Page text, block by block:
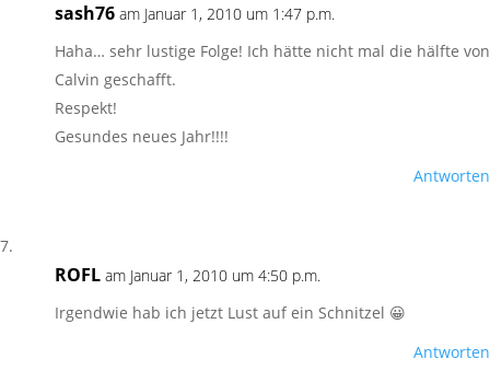
sash76 am Januar 1, 2010 um 1:47 p.m.
Haha… sehr lustige Folge! Ich hätte nicht mal die hälfte von
Calvin geschafft.
Respekt!
Gesundes neues Jahr!!!!
Antworten
ROFL am Januar 1, 2010 um 4:50 p.m.
Irgendwie hab ich jetzt Lust auf ein Schnitzel 😀
Antworten